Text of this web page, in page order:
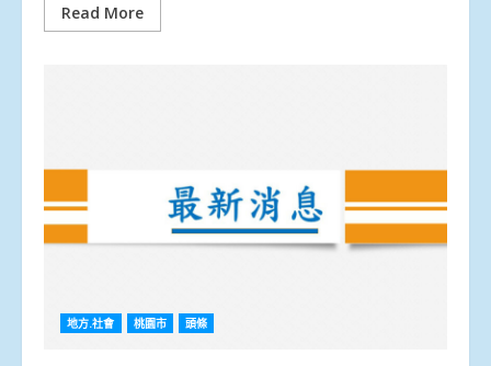
Read More
地方.社會 桃園市 頭條